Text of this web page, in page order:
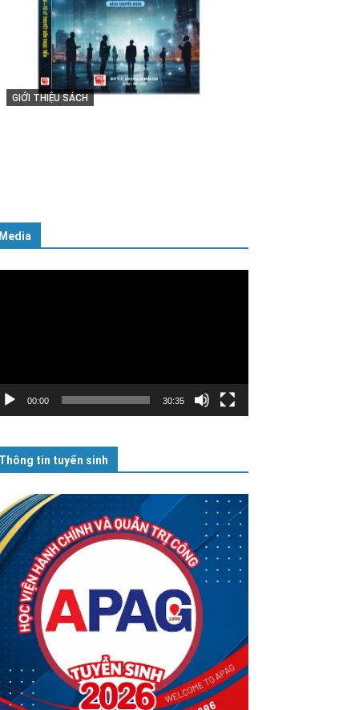
GIỚI THIỆU SÁCH
Cuốn sách “Tuyệt đối trung thành
với Tổ quốc, với Đảng, Nhà nước
Media
00:00 30:35
Thông tin tuyển sinh